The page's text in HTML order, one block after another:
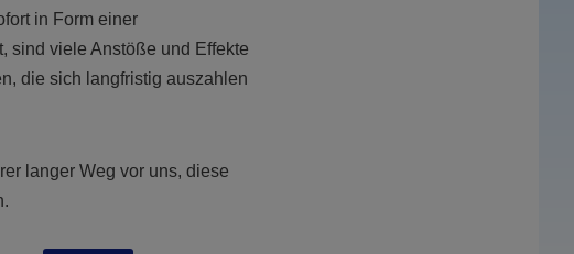
in Form einer
sind viele Anstöße und Effekte
die sich langfristig auszahlen
langer Weg vor uns, diese